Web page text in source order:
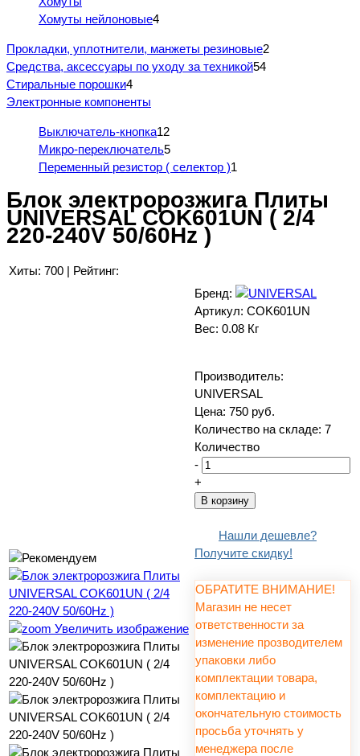
Хомуты нейлоновые4
Прокладки, уплотнители, манжеты резиновые2
Средства, аксессуары по уходу за техникой54
Стиральные порошки4
Электронные компоненты
Выключатель-кнопка12
Микро-переключатель5
Переменный резистор ( селектор )1
Блок электророзжига Плиты
UNIVERSAL COK601UN ( 2/4
220-240V 50/60Hz )
Хиты: 700 | Рейтинг:
Увеличить изображение
Бренд:
Артикул: COK601UN
Вес: 0.08 Кг
Производитель:
UNIVERSAL
Цена: 750 руб.
Количество на складе: 7
Количество
-
+
Нашли дешевле?
Получите скидку!
ОБРАТИТЕ ВНИМАНИЕ!
Магазин не несет
ответственности за
изменение прозводителем
упаковки либо
комплектации товара,
комплектацию и
окончательную стоимость
просьба уточнять у
менеджера после